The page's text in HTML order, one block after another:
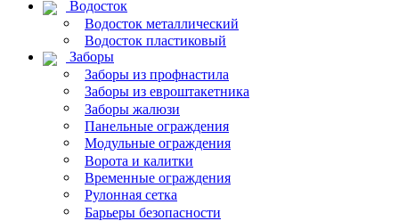
Водосток
Водосток металлический
Водосток пластиковый
Заборы
Заборы из профнастила
Заборы из евроштакетника
Заборы жалюзи
Панельные ограждения
Модульные ограждения
Ворота и калитки
Временные ограждения
Рулонная сетка
Барьеры безопасности